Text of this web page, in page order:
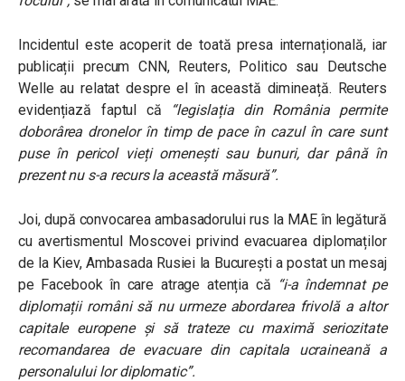
Incidentul este acoperit de toată presa internațională, iar
publicații precum CNN, Reuters, Politico sau Deutsche
Welle au relatat despre el în această dimineață. Reuters
evidențiază faptul că
“legislația din România permite
doborârea dronelor în timp de pace în cazul în care sunt
puse în pericol vieți omenești sau bunuri, dar până în
prezent nu s-a recurs la această măsură”.
Joi, după convocarea ambasadorului rus la MAE în legătură
cu avertismentul Moscovei privind evacuarea diplomaților
de la Kiev, Ambasada Rusiei la București a postat un mesaj
pe Facebook în care atrage atenția că “i-a îndemnat pe
diplomații români să nu urmeze abordarea frivolă a altor
capitale europene și să trateze cu maximă seriozitate
recomandarea de evacuare din capitala ucraineană a
personalului lor diplomatic”.